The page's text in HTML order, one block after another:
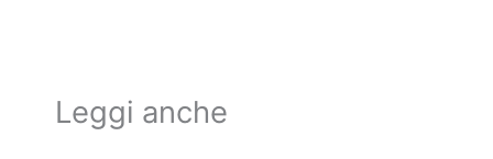
Leggi anche